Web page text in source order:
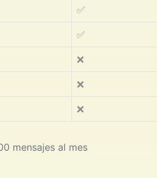
mensajes al mes
✅
✅
❌
❌
❌